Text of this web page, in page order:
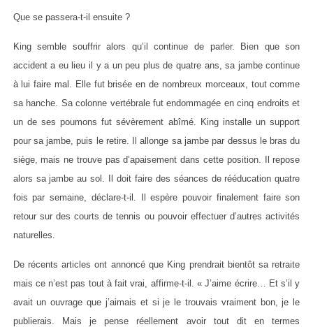
Que se passera-t-il ensuite ?
King semble souffrir alors qu’il continue de parler. Bien que son
accident a eu lieu il y a un peu plus de quatre ans, sa jambe continue
à lui faire mal. Elle fut brisée en de nombreux morceaux, tout comme
sa hanche. Sa colonne vertébrale fut endommagée en cinq endroits et
un de ses poumons fut sévèrement abîmé. King installe un support
pour sa jambe, puis le retire. Il allonge sa jambe par dessus le bras du
siège, mais ne trouve pas d’apaisement dans cette position. Il repose
alors sa jambe au sol. Il doit faire des séances de rééducation quatre
fois par semaine, déclare-t-il. Il espère pouvoir finalement faire son
retour sur des courts de tennis ou pouvoir effectuer d’autres activités
naturelles.
De récents articles ont annoncé que King prendrait bientôt sa retraite
mais ce n’est pas tout à fait vrai, affirme-t-il. « J’aime écrire… Et s’il y
avait un ouvrage que j’aimais et si je le trouvais vraiment bon, je le
publierais. Mais je pense réellement avoir tout dit en termes